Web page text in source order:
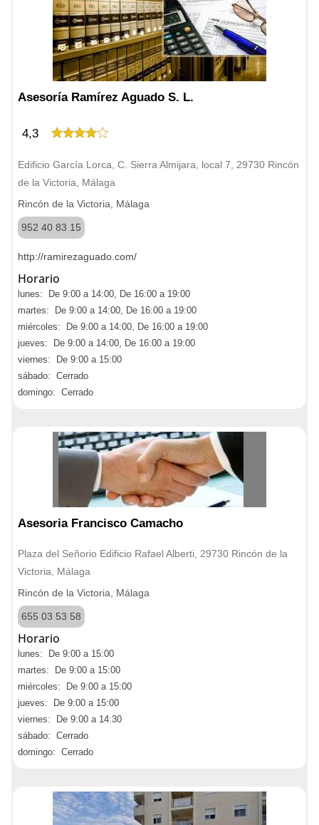
Asesoría Ramírez Aguado S. L.
4,3
Edificio García Lorca, C. Sierra Almijara, local 7, 29730 Rincón
de la Victoria, Málaga
Rincón de la Victoria, Málaga
952 40 83 15
http://ramirezaguado.com/
Horario
lunes: De 9:00 a 14:00, De 16:00 a 19:00
martes: De 9:00 a 14:00, De 16:00 a 19:00
miércoles: De 9:00 a 14:00, De 16:00 a 19:00
jueves: De 9:00 a 14:00, De 16:00 a 19:00
viernes: De 9:00 a 15:00
sábado: Cerrado
domingo: Cerrado
Asesoria Francisco Camacho
Plaza del Señorio Edificio Rafael Alberti, 29730 Rincón de la
Victoria, Málaga
Rincón de la Victoria, Málaga
655 03 53 58
Horario
lunes: De 9:00 a 15:00
martes: De 9:00 a 15:00
miércoles: De 9:00 a 15:00
jueves: De 9:00 a 15:00
viernes: De 9:00 a 14:30
sábado: Cerrado
domingo: Cerrado